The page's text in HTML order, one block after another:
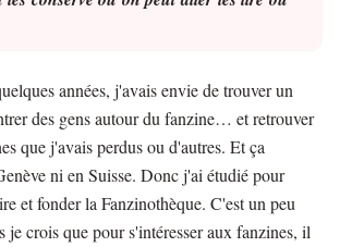
années, j'avais envie de trouver un
des gens autour du fanzine… et retrouver
que j'avais perdus ou d'autres. Et ça
ni en Suisse. Donc j'ai étudié pour
et fonder la Fanzinothèque. C'est un peu
je crois que pour s'intéresser aux fanzines, il